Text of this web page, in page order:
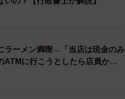
ラーメン満喫→「当店は現金のみ
に行こうとしたら店員から